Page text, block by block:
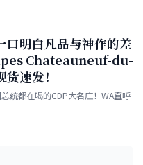
口明白凡品与神作的差
Chateauneuf-du-
速发！
统都在喝的CDP大名庄！WA直呼